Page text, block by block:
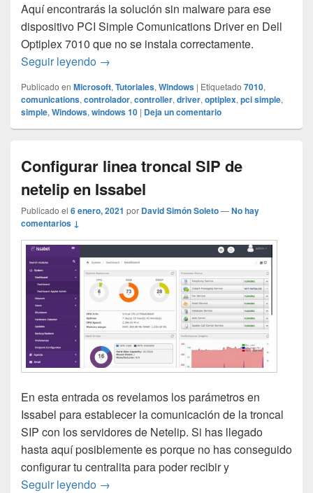
Aquí encontrarás la solución sin malware para ese
dispositivo PCI Simple Comunications Driver en Dell
Optiplex 7010 que no se instala correctamente.
Seguir leyendo PCI Simple Comunications Driver en Dell
→
Publicado en Microsoft, Tutoriales, Windows | Etiquetado 7010,
comunications, controlador, controller, driver, optiplex, pci simple,
simple, Windows, windows 10 | Deja un comentario
Configurar linea troncal SIP de
netelip en Issabel
Publicado el 6 enero, 2021 por David Simón Soleto—No hay
comentarios ↓
En esta entrada os revelamos los parámetros en
Issabel para establecer la comunicación de la troncal
SIP con los servidores de Netelip. Si has llegado
hasta aquí posiblemente es porque no has conseguido
configurar tu centralita para poder recibir y
Seguir leyendo Configurar linea troncal SIP de netelip en
→